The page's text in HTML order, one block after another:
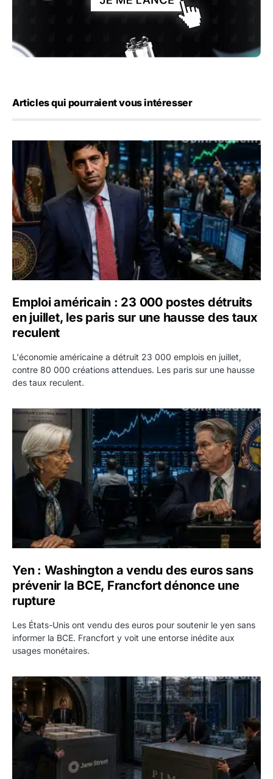
Articles qui pourraient vous intéresser
Emploi américain : 23 000 postes détruits en juillet, les
Emploi américain : 23 000 postes détruits
en juillet, les paris sur une hausse des taux
reculent
L'économie américaine a détruit 23 000 emplois en juillet,
contre 80 000 créations attendues. Les paris sur une hausse
des taux reculent.
Yen : Washington a vendu des euros sans prévenir la
Yen : Washington a vendu des euros sans
prévenir la BCE, Francfort dénonce une
rupture
Les États-Unis ont vendu des euros pour soutenir le yen sans
informer la BCE. Francfort y voit une entorse inédite aux
usages monétaires.
Jane Street négocie le transfert de 11 milliards de